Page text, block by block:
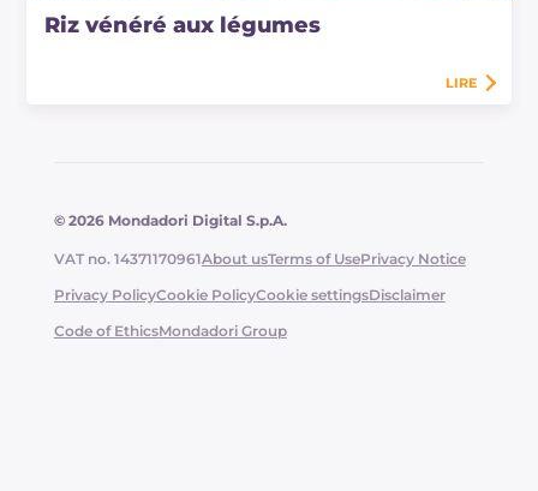
Riz vénéré aux légumes
LIRE
© 2026 Mondadori Digital S.p.A.
VAT no. 14371170961About usTerms of UsePrivacy Notice
Privacy PolicyCookie PolicyCookie settingsDisclaimer
Code of EthicsMondadori Group